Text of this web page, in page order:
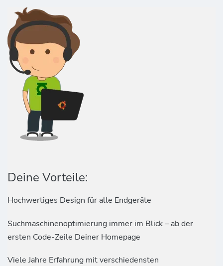
Deine Vorteile:
Hochwertiges Design für alle Endgeräte
Suchmaschinenoptimierung immer im Blick – ab der
ersten Code-Zeile Deiner Homepage
Viele Jahre Erfahrung mit verschiedensten